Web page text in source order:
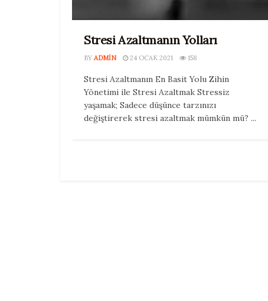
Stresi Azaltmanın Yolları
BY ADMIN 24 OCAK 2021 158
Stresi Azaltmanın En Basit Yolu Zihin
Yönetimi ile Stresi Azaltmak Stressiz
yaşamak; Sadece düşünce tarzınızı
değiştirerek stresi azaltmak mümkün mü? ...